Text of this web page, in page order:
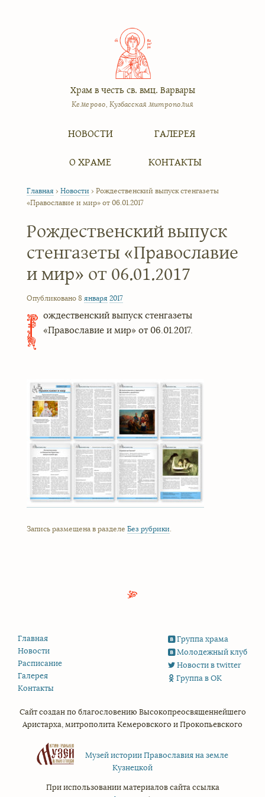
Храм в честь св. вмц. Варвары
Кемерово, Кузбасская митрополия
НОВОСТИ
О ХРАМЕ
ГАЛЕРЕЯ
КОНТАКТЫ
Главная › Новости › Рождественский выпуск стенгазеты
«Православие и мир» от 06.01.2017
Рождественский выпуск
стенгазеты «Православие
и мир» от 06.01.2017
Опубликовано 8 января 2017
Р ождественский выпуск стенгазеты
«Православие и мир» от 06.01.2017.
Запись размещена в разделе Без рубрики
Группа храма
Молодежный клуб
Новости в twitter
Группа в ОК
Главная
Новости
Расписание
Галерея
Контакты
Сайт создан по благословению Высокопреосвященнейшего
Аристарха,митрополита Кемеровского и Прокопьевского
Музей истории Православия на земле
Кузнецкой
При использовании материалов сайта ссылка